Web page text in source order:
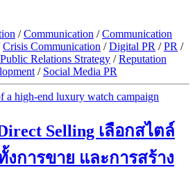
/Communication /Communication
Crisis Communication /Digital PR /PR /
Public Relations Strategy /Reputation
/ Social Media PR
Selling เลือกสไตล์
การขาย และการสร้าง